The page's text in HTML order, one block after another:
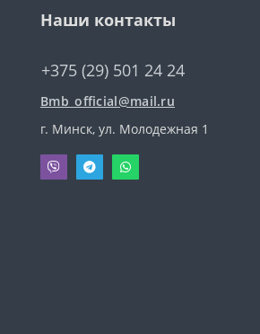
Наши контакты
+375 (29) 501 24 24
Bmb_official@mail.ru
г. Минск, ул. Молодежная 1